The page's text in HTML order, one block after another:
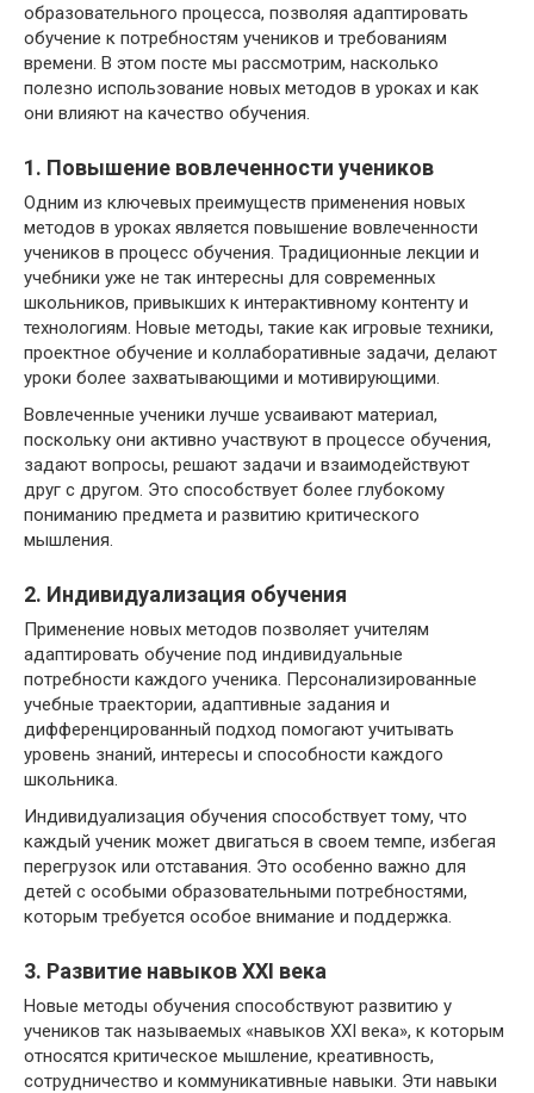
образовательного процесса, позволяя адаптировать
обучение к потребностям учеников и требованиям
времени. В этом посте мы рассмотрим, насколько
полезно использование новых методов в уроках и как
они влияют на качество обучения.
1. Повышение вовлеченности учеников
Одним из ключевых преимуществ применения новых
методов в уроках является повышение вовлеченности
учеников в процесс обучения. Традиционные лекции и
учебники уже не так интересны для современных
школьников, привыкших к интерактивному контенту и
технологиям. Новые методы, такие как игровые техники,
проектное обучение и коллаборативные задачи, делают
уроки более захватывающими и мотивирующими.
Вовлеченные ученики лучше усваивают материал,
поскольку они активно участвуют в процессе обучения,
задают вопросы, решают задачи и взаимодействуют
друг с другом. Это способствует более глубокому
пониманию предмета и развитию критического
мышления.
2. Индивидуализация обучения
Применение новых методов позволяет учителям
адаптировать обучение под индивидуальные
потребности каждого ученика. Персонализированные
учебные траектории, адаптивные задания и
дифференцированный подход помогают учитывать
уровень знаний, интересы и способности каждого
школьника.
Индивидуализация обучения способствует тому, что
каждый ученик может двигаться в своем темпе, избегая
перегрузок или отставания. Это особенно важно для
детей с особыми образовательными потребностями,
которым требуется особое внимание и поддержка.
3. Развитие навыков XXI века
Новые методы обучения способствуют развитию у
учеников так называемых «навыков XXI века», к которым
относятся критическое мышление, креативность,
сотрудничество и коммуникативные навыки. Эти навыки